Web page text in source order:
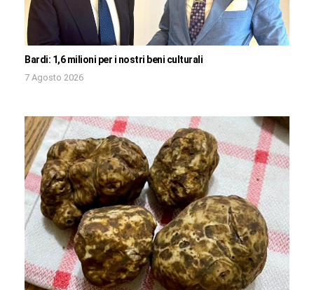
Bardi: 1,6 milioni per i nostri beni culturali
7 Agosto 2026